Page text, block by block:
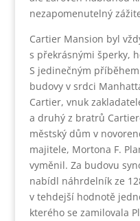
nezapomenutelný
Cartier Mansion byl
s překrásnými šperky,
S jedinečným
budovy v srdci
Cartier, vnuk
a druhý z bratrů
městský dům v
majitele, Mortona F.
vyměnil. Za budovu
nabídl náhrdelník ze
v tehdejší hodnotě
kterého se zamilovala